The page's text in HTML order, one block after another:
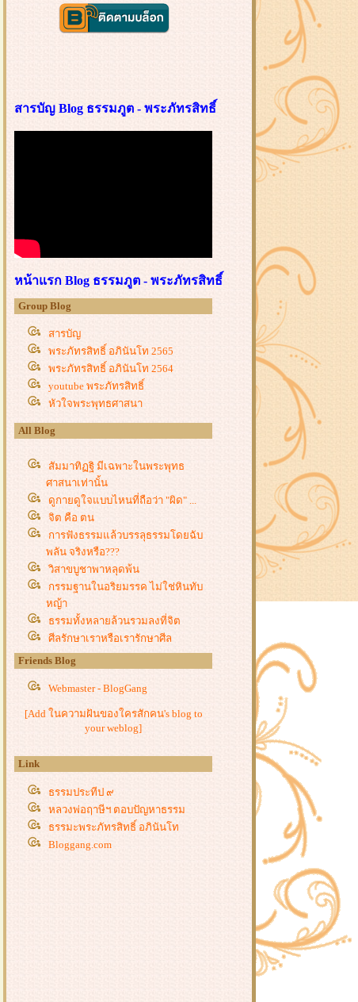
สารบัญ Blog ธรรมภูต - พระภัทรสิทธิ์
หน้าแรก Blog ธรรมภูต - พระภัทรสิทธิ์
Group Blog
สารบัญ
พระภัทรสิทธิ์ อภินันโท 2565
พระภัทรสิทธิ์ อภินันโท 2564
youtube พระภัทรสิทธิ์
หัวใจพระพุทธศาสนา
All Blog
สัมมาทิฏฐิ มีเฉพาะในพระพุทธ
ศาสนาเท่านั้น
ดูกายดูใจแบบไหนที่ถือว่า "ผิด" ...
จิต คือ ตน
การฟังธรรมแล้วบรรลุธรรมโดยฉับ
พลัน จริงหรือ???
วิสาขบูชาพาหลุดพ้น
กรรมฐานในอริยมรรค ไม่ใช่หินทับ
หญ้า
ธรรมทั้งหลายล้วนรวมลงที่จิต
ศีลรักษาเราหรือเรารักษาศีล
"ทิฏฐิ" ที่เป็น "สัมมา" ไม่ใช่ได้มาด้ว
ความรู้สึกนึกคิด
สักแต่ว่า ฟังดูดี แต่ไม่ง่ายอย่างที่คิด
สติสัมปชัญญะเป็นสันตติธรรมนำไปสู่
รู้กาย รู้ใจ ใครๆ ก็รู้ได้
เป็นพุทธบัญญัติ
สติ สมาธิ ปัญญา เป็นอัญญะมัญญะ
ปัจจั
Friends Blog
Webmaster - BlogGang
[Add ในความฝันของใครสักคน's blog to
your weblog]
Link
ธรรมประทีป ๙
หลวงพ่อฤาษีฯ ตอบปัญหาธรรม
ธรรมะพระภัทรสิทธิ์ อภินันโท
Bloggang.com